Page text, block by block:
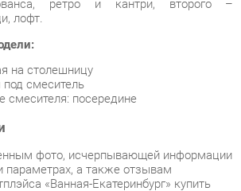
на столешницу
смеситель
фото, исчерпывающей информации
параметрах, а также отзывам
Cersanit Como 50 11188 Белая»
со скидкой и гарантией от
труда.